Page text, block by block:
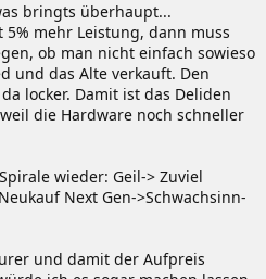
bringts überhaupt...
mehr Leistung, dann muss
ob man nicht einfach sowieso
und das Alte verkauft. Den
locker. Damit ist das Deliden
die Hardware noch schneller
wieder: Geil-> Zuviel
Next Gen->Schwachsinn-
und damit der Aufpreis